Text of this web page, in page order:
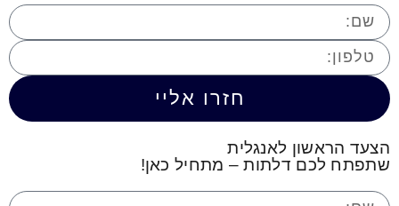
חזרו אליי
הצעד הראשון לאנגלית
שתפתח לכם דלתות – מתחיל כאן!